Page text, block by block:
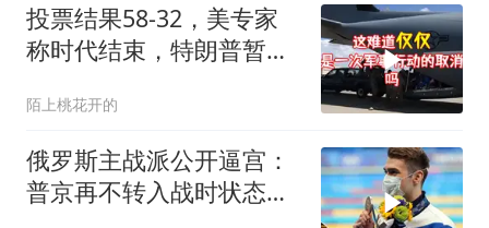
投票结果58-32，美专家
称时代结束，特朗普暂不
陌上桃花开的
俄罗斯主战派公开逼宫：
普京再不转入战时状态，